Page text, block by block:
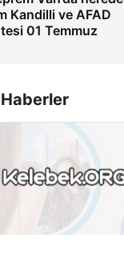
Kandilli ve AFAD
01 Temmuz